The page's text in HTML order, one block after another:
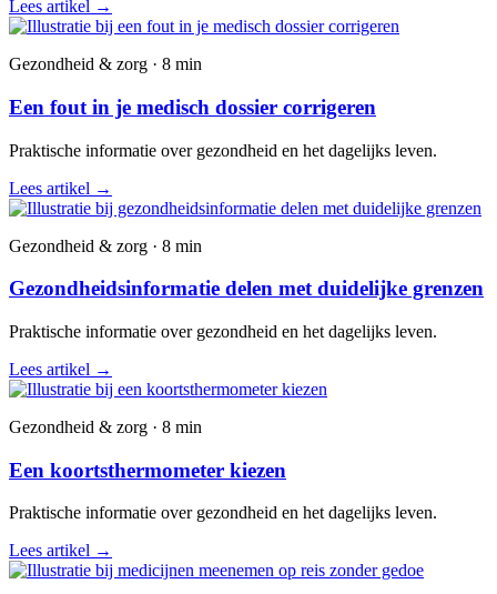
Lees artikel →
Gezondheid & zorg · 8 min
Een fout in je medisch dossier corrigeren
Praktische informatie over gezondheid en het dagelijks leven.
Lees artikel →
Gezondheid & zorg · 8 min
Gezondheidsinformatie delen met duidelijke grenzen
Praktische informatie over gezondheid en het dagelijks leven.
Lees artikel →
Gezondheid & zorg · 8 min
Een koortsthermometer kiezen
Praktische informatie over gezondheid en het dagelijks leven.
Lees artikel →